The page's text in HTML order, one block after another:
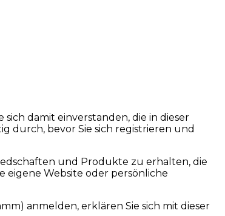
damit einverstanden, die in dieser
durch, bevor Sie sich registrieren und
und Produkte zu erhalten, die
eigene Website oder persönliche
anmelden, erklären Sie sich mit dieser